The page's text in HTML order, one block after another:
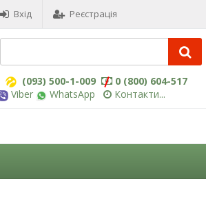
Вхід Реєстрація
(093) 500-1-009
0 (800) 604-517
Viber WhatsApp Контакти...